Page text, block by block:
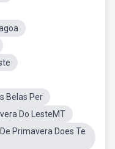
Belas Per
Do LesteMT
Primavera Does Te